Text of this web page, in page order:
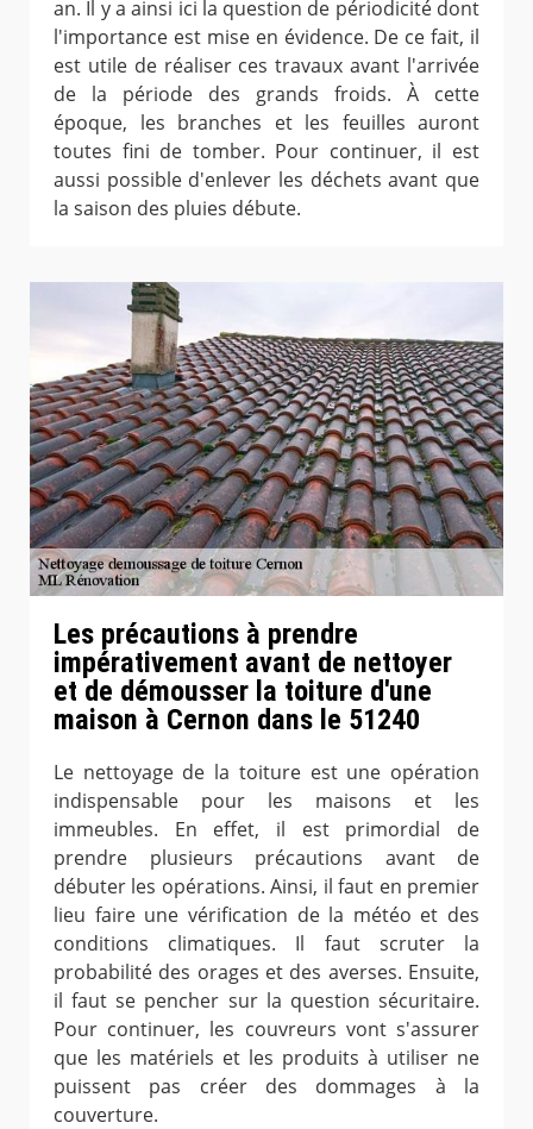
an. Il y a ainsi ici la question de périodicité dont
l'importance est mise en évidence. De ce fait, il
est utile de réaliser ces travaux avant l'arrivée
de la période des grands froids. À cette
époque, les branches et les feuilles auront
toutes fini de tomber. Pour continuer, il est
aussi possible d'enlever les déchets avant que
la saison des pluies débute.
Les précautions à prendre
impérativement avant de nettoyer
et de démousser la toiture d'une
maison à Cernon dans le 51240
Le nettoyage de la toiture est une opération
indispensable pour les maisons et les
immeubles. En effet, il est primordial de
prendre plusieurs précautions avant de
débuter les opérations. Ainsi, il faut en premier
lieu faire une vérification de la météo et des
conditions climatiques. Il faut scruter la
probabilité des orages et des averses. Ensuite,
il faut se pencher sur la question sécuritaire.
Pour continuer, les couvreurs vont s'assurer
que les matériels et les produits à utiliser ne
puissent pas créer des dommages à la
couverture.